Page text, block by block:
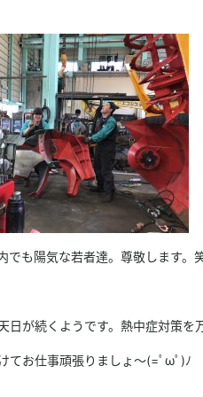
でも陽気な若者達。尊敬します。
日が続くようです。熱中症対策を
てお仕事頑張りましょ～(=ﾟωﾟ)ﾉ